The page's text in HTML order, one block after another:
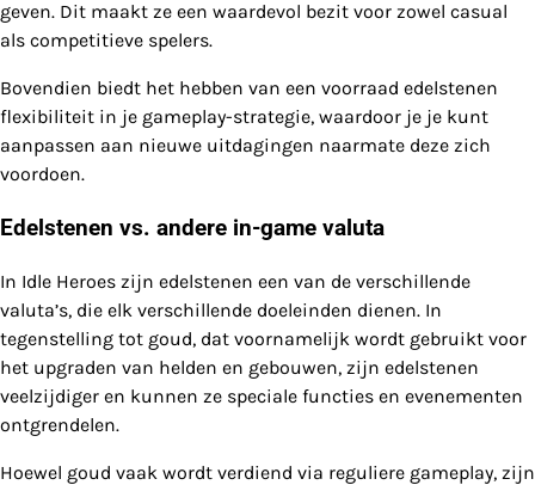
geven. Dit maakt ze een waardevol bezit voor zowel casual
als competitieve spelers.
Bovendien biedt het hebben van een voorraad edelstenen
flexibiliteit in je gameplay-strategie, waardoor je je kunt
aanpassen aan nieuwe uitdagingen naarmate deze zich
voordoen.
Edelstenen vs. andere in-game valuta
In Idle Heroes zijn edelstenen een van de verschillende
valuta’s, die elk verschillende doeleinden dienen. In
tegenstelling tot goud, dat voornamelijk wordt gebruikt voor
het upgraden van helden en gebouwen, zijn edelstenen
veelzijdiger en kunnen ze speciale functies en evenementen
ontgrendelen.
Hoewel goud vaak wordt verdiend via reguliere gameplay, zijn